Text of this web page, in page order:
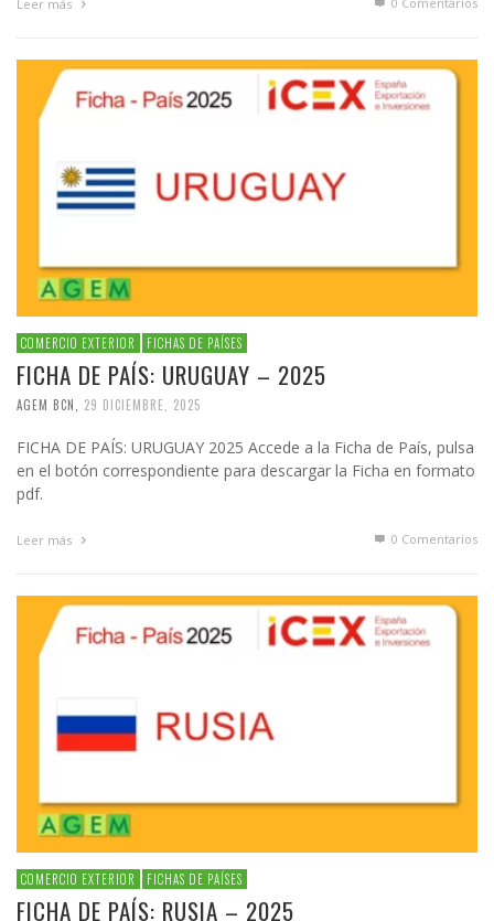
Leer más
COMERCIO EXTERIOR FICHAS DE PAÍSES
FICHA DE PAÍS: URUGUAY – 2025
AGEM BCN 29 DICIEMBRE, 2025
FICHA DE PAÍS: URUGUAY 2025 Accede a la Ficha de País, pulsa
en el botón correspondiente para descargar la Ficha en formato
pdf.
Leer más 0 Comentarios
COMERCIO EXTERIOR FICHAS DE PAÍSES
FICHA DE PAÍS: RUSIA – 2025